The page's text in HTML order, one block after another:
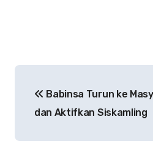
pos Babinsa Turun ke
dan Aktifkan Siskamling